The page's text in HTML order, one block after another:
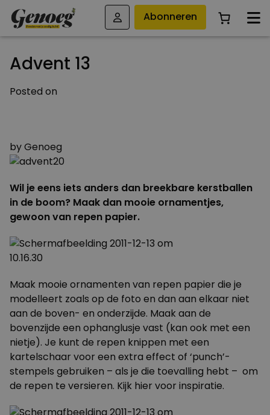
Abonneren
Advent 13
Posted on
byGenoeg
Wil je eens iets anders dan breekbare kerstballen
in de boom? Maak dan mooie ornamentjes,
gewoon van repen papier.
Maak mooie ornamenten van repen papier die je
modelleert zoals op de foto en dan aan elkaar niet
aan de boven- en onderzijde. Maak aan de
bovenzijde een ophanglusje vast (kan ook met een
nietje). Je kunt de repen knippen met een
kartelschaar voor een extra effect of ‘punch’-
stempels gebruiken – als je die toevalling hebt – om
de repen te versieren. Kijk hier voor inspiratie.